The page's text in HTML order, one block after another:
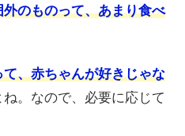
のものって、あまり食べ
、赤ちゃんが好きじゃな
ね。なので、必要に応じて